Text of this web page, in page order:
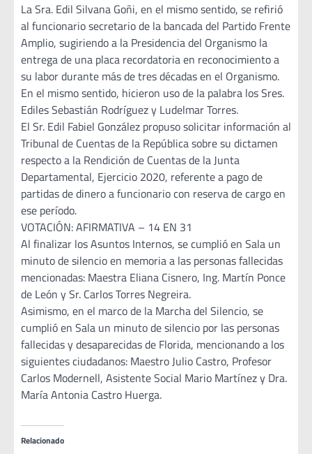
La Sra. Edil Silvana Goñi, en el mismo sentido, se refirió
al funcionario secretario de la bancada del Partido Frente
Amplio, sugiriendo a la Presidencia del Organismo la
entrega de una placa recordatoria en reconocimiento a
su labor durante más de tres décadas en el Organismo.
En el mismo sentido, hicieron uso de la palabra los Sres.
Ediles Sebastián Rodríguez y Ludelmar Torres.
El Sr. Edil Fabiel González propuso solicitar información al
Tribunal de Cuentas de la República sobre su dictamen
respecto a la Rendición de Cuentas de la Junta
Departamental, Ejercicio 2020, referente a pago de
partidas de dinero a funcionario con reserva de cargo en
ese período.
VOTACIÓN: AFIRMATIVA – 14 EN 31
Al finalizar los Asuntos Internos, se cumplió en Sala un
minuto de silencio en memoria a las personas fallecidas
mencionadas: Maestra Eliana Cisnero, Ing. Martín Ponce
de León y Sr. Carlos Torres Negreira.
Asimismo, en el marco de la Marcha del Silencio, se
cumplió en Sala un minuto de silencio por las personas
fallecidas y desaparecidas de Florida, mencionando a los
siguientes ciudadanos: Maestro Julio Castro, Profesor
Carlos Modernell, Asistente Social Mario Martínez y Dra.
María Antonia Castro Huerga.
Relacionado